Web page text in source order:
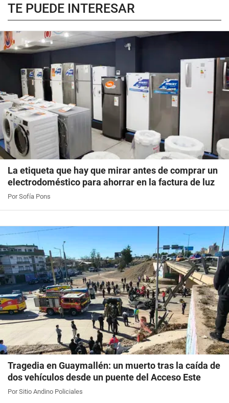
TE PUEDE INTERESAR
La etiqueta que hay que mirar antes de comprar un
electrodoméstico para ahorrar en la factura de luz
Por Sofía Pons
Tragedia en Guaymallén: un muerto tras la caída de
dos vehículos desde un puente del Acceso Este
Por Sitio Andino Policiales